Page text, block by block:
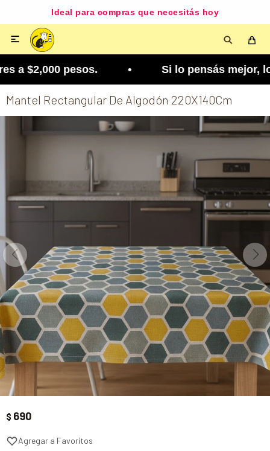
Ideal para compras que necesitás hoy

a $2,000 pesos. • Si lo pensás mejor, lo
Mantel Rectangular De Algodón 220X140Cm
$ 690